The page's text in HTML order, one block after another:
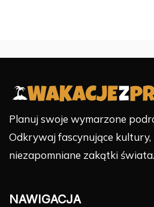
Planuj swoje wymarzone
Odkrywaj fascynujące kultury,
niezapomniane zakątki świata.
NAWIGACJA